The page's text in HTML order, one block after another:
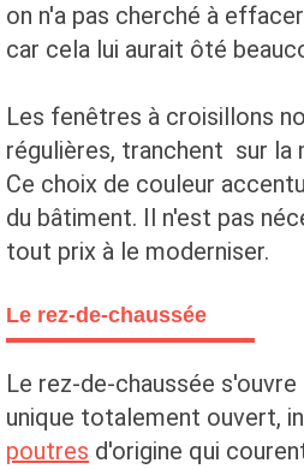
on n'a pas cherché à
car cela lui aurait ôté
Les fenêtres à croisillons
régulières, tranchent sur la
Ce choix de couleur
du bâtiment. Il n'est pas
tout prix à le moderniser.
Le rez-de-chaussée
Le rez-de-chaussée
unique totalement ouvert,
poutres d'origine qui